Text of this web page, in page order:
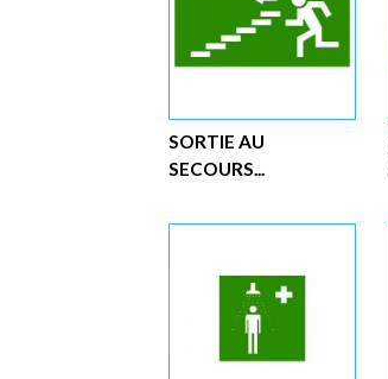
SORTIE AU
SECOURS...